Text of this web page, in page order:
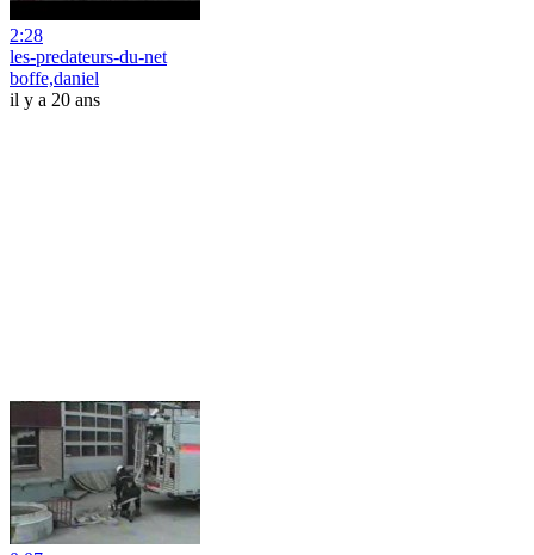
2:28
les-predateurs-du-net
boffe,daniel
il y a 20 ans